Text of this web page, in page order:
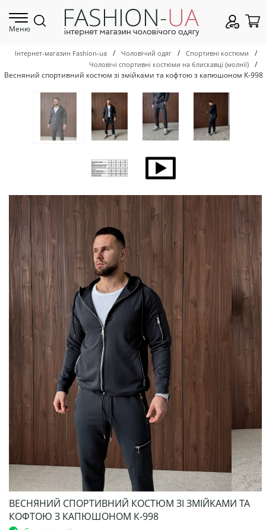
Меню
Інтернет-магазин Fashion-ua / Чоловічий одяг / Спортивні костюми /
Чоловічі спортивні костюми на блискавці (молнії)
/
Весняний спортивний костюм зі змійками та кофтою з капюшоном К-998
ВЕСНЯНИЙ СПОРТИВНИЙ КОСТЮМ ЗІ ЗМІЙКАМИ ТА
КОФТОЮ З КАПЮШОНОМ К-998